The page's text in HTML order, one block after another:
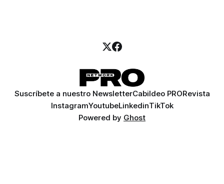
Suscríbete a nuestro NewsletterCabildeo PRORevista
InstagramYoutubeLinkedinTikTok
Powered by Ghost